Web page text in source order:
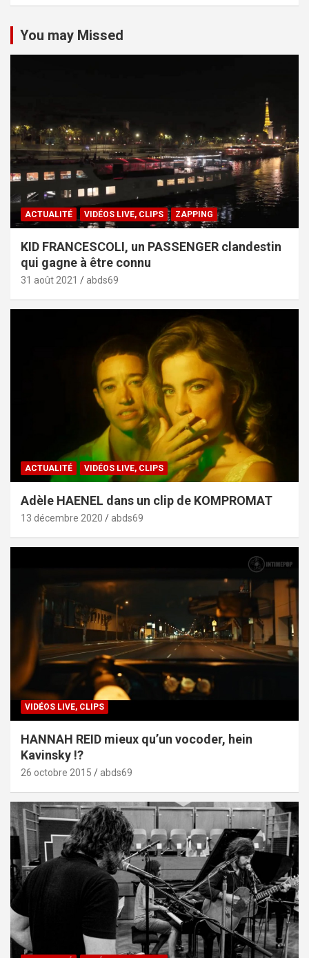
You may Missed
ACTUALITÉ VIDÉOS LIVE, CLIPS ZAPPING
KID FRANCESCOLI, un PASSENGER clandestin
qui gagne à être connu
31 août 2021 abds69
ACTUALITÉ VIDÉOS LIVE, CLIPS
Adèle HAENEL dans un clip de KOMPROMAT
13 décembre 2020 abds69
VIDÉOS LIVE, CLIPS
HANNAH REID mieux qu’un vocoder, hein
Kavinsky !?
26 octobre 2015 abds69